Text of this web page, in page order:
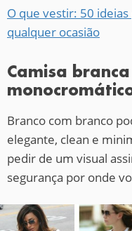
O que vestir: 50
qualquer ocasião
Camisa
Branco com branco
elegante, clean e
pedir de um visual
segurança por onde